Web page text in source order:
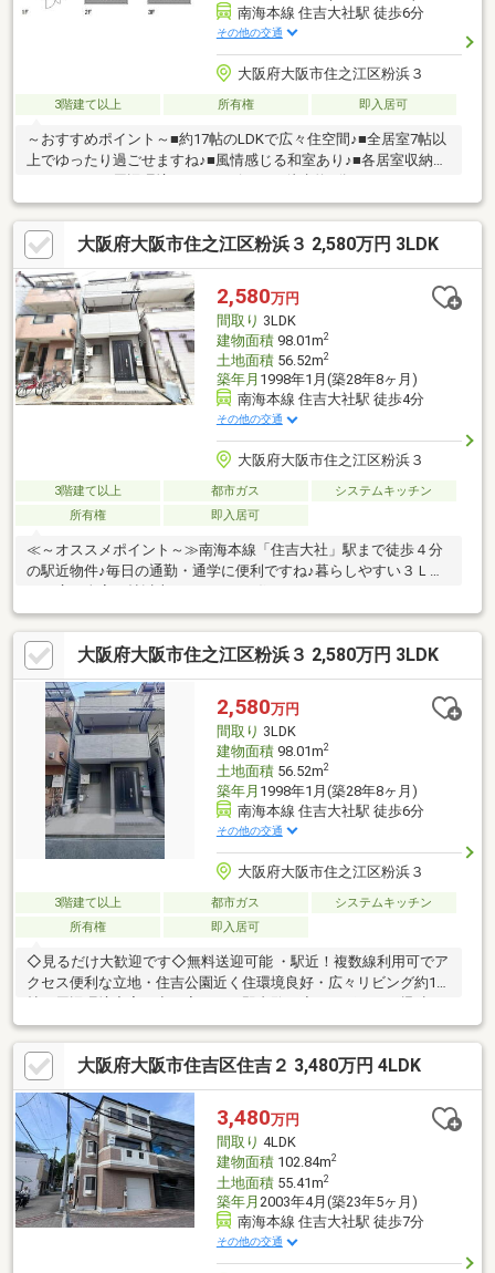
南海本線 住吉大社駅 徒歩6分
その他の交通
大阪府大阪市住之江区粉浜３
3階建て以上 所有権 即入居可
～おすすめポイント～■約17帖のLDKで広々住空間♪■全居室7帖以
上でゆったり過ごせますね♪■風情感じる和室あり♪■各居室収納ス
ペースあり～周辺環境～・コンビニまで徒歩約2分・スーパーまで
徒歩約5分・銀行まで徒歩約5分・郵便局まで徒歩約6分粉浜小学
校まで徒歩約9分とお子様の通いやすい距離♪公園も近く、子育て
世代の方にもおすすめ！その他、周辺には生活に便利な施設が充
実！ぜひ、一度ご覧になってみませんか♪ 住宅ローンや資金計画
などお気軽にご相談ください！ お気軽にお問合せください！
大阪府大阪市住之江区粉浜３ 2,580万円 3LDK
2,580万円
間取り 3LDK
建物面積98.01m2
土地面積56.52m2
築年月 1998年1月(築28年8ヶ月)
南海本線 住吉大社駅 徒歩4分
その他の交通
大阪府大阪市住之江区粉浜３
3階建て以上 都市ガス
システムキッチン
所有権
即入居可
≪～オススメポイント～≫南海本線「住吉大社」駅まで徒歩４分
の駅近物件♪毎日の通勤・通学に便利ですね♪暮らしやすい３ＬＤ
や家族構成に合わせて多目的にご使用いただけます♪空家ですの
で、ご都合に合わせてご内覧頂けます♪お気軽にお問い合わせ下さ
い！≪～利便性よい周辺環境～≫◆小学校…粉浜小学校まで徒歩
９分◆中学校…住吉第一中学校まで徒歩１１分◆スーパー…スーパ
ーマーケットKINSHO近商ストア住吉店まで徒歩５分◆コンビニ…
ローソン粉浜西3丁目店まで徒歩２分
大阪府大阪市住之江区粉浜３ 2,580万円 3LDK
2,580万円
間取り 3LDK
建物面積98.01m2
土地面積56.52m2
築年月 1998年1月(築28年8ヶ月)
南海本線 住吉大社駅 徒歩6分
その他の交通
大阪府大阪市住之江区粉浜３
3階建て以上 都市ガス
システムキッチン
所有権
即入居可
◇見るだけ大歓迎です◇無料送迎可能 ・駅近！複数線利用可でア
クセス便利な立地・住吉公園近く住環境良好・広々リビング約17
帖・周辺環境充実・空き家につき即内覧可◆レスポンスは迅速に
◆交渉は全力です◆‐多忙なお客様の「面倒だな」をフルサポート
致します‐◆「とりあえず見たい」「他社でローンを断られた」
「他社の物件もまとめて見てみたい」「相談だけしてみたい」
「しっかり交渉してほしい」「無駄を省きたい」等お気軽にご連
絡下さいませ。
大阪府大阪市住吉区住吉２ 3,480万円 4LDK
3,480万円
間取り 4LDK
建物面積102.84m2
土地面積55.41m2
築年月 2003年4月(築23年5ヶ月)
南海本線 住吉大社駅 徒歩7分
その他の交通